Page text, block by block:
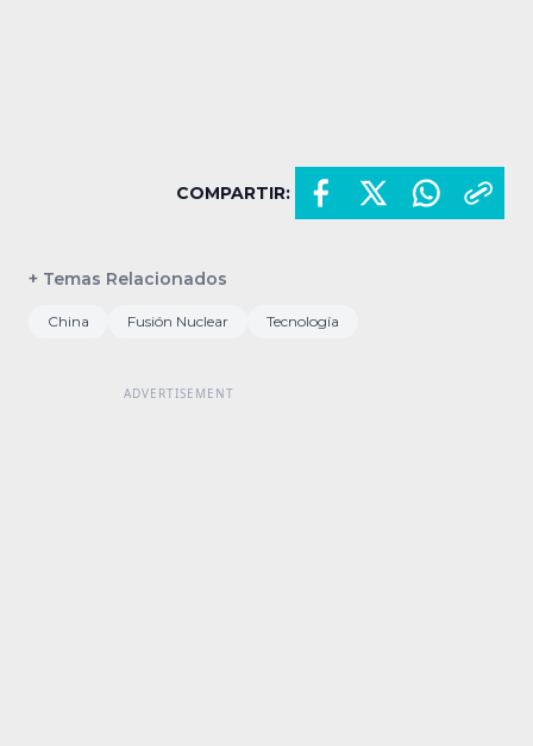
COMPARTIR:
+ Temas Relacionados
China Fusión Nuclear Tecnología